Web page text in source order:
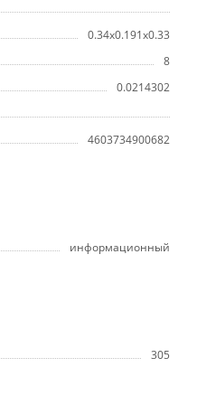
0.34x0.191x0.33
8
0.0214302
4603734900682
информационный
305